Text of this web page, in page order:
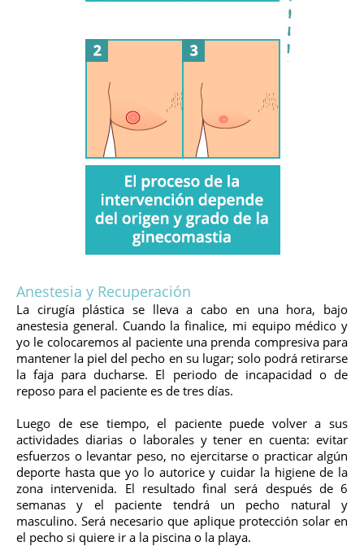
Anestesia y Recuperación
La cirugía plástica se lleva a cabo en una hora, bajo
anestesia general. Cuando la finalice, mi equipo médico y
yo le colocaremos al paciente una prenda compresiva para
mantener la piel del pecho en su lugar; solo podrá retirarse
la faja para ducharse. El periodo de incapacidad o de
reposo para el paciente es de tres días.
Luego de ese tiempo, el paciente puede volver a sus
actividades diarias o laborales y tener en cuenta: evitar
esfuerzos o levantar peso, no ejercitarse o practicar algún
deporte hasta que yo lo autorice y cuidar la higiene de la
zona intervenida. El resultado final será después de 6
semanas y el paciente tendrá un pecho natural y
masculino. Será necesario que aplique protección solar en
el pecho si quiere ir a la piscina o la playa.